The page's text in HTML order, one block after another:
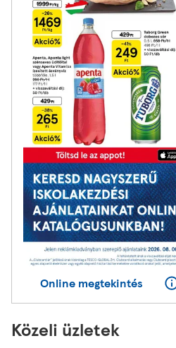
Online megtekintés
Közeli üzletek